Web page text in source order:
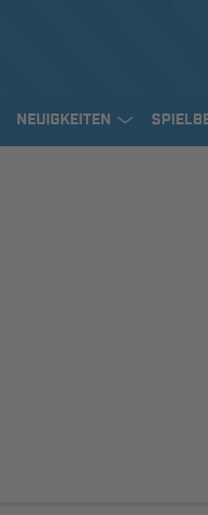
NEUIGKEITEN